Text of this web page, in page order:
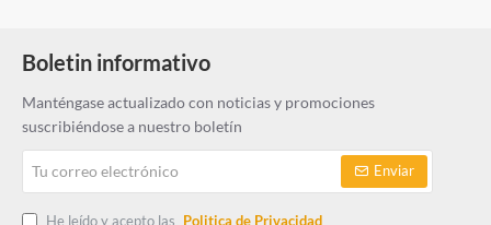
Boletin informativo
Manténgase actualizado con noticias y promociones
suscribiéndose a nuestro boletín
correo
Enviar
He leído y acepto las Politica de Privacidad